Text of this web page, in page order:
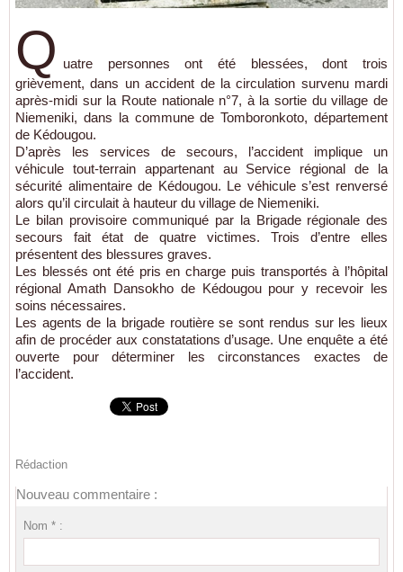
Q uatre personnes ont été blessées, dont trois
grièvement, dans un accident de la circulation survenu mardi
après-midi sur la Route nationale n°7, à la sortie du village de
Niemeniki, dans la commune de Tomboronkoto, département
de Kédougou.
D’après les services de secours, l’accident implique un
véhicule tout-terrain appartenant au Service régional de la
sécurité alimentaire de Kédougou. Le véhicule s’est renversé
alors qu’il circulait à hauteur du village de Niemeniki.
Le bilan provisoire communiqué par la Brigade régionale des
secours fait état de quatre victimes. Trois d’entre elles
présentent des blessures graves.
Les blessés ont été pris en charge puis transportés à l’hôpital
régional Amath Dansokho de Kédougou pour y recevoir les
soins nécessaires.
Les agents de la brigade routière se sont rendus sur les lieux
afin de procéder aux constatations d’usage. Une enquête a été
ouverte pour déterminer les circonstances exactes de
l’accident.
Rédaction
Nouveau commentaire :
Nom * :